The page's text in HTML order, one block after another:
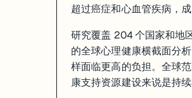
超过癌症和心血管疾病，
研究覆盖 204 个国家和地
的全球心理健康横截面分
样面临更高的负担。全球
康支持资源建设来说是持续